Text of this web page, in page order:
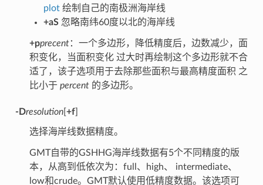
plot绘制自己的南极洲海岸线
+aS忽略南纬60度以北的海岸线
+pprecent：一个多边形，降低精度后，边数减少，面
积变化，当面积变化 过大时再绘制这个多边形就不合
适了，该子选项用于去除那些面积与最高精度面积 之
比小于 percent的多边形。
-Dresolution[ +f]
选择海岸线数据精度。
GMT自带的GSHHG海岸线数据有5个不同精度的版
本，从高到低依次为：full、high、 intermediate、
low和crude。GMT默认使用低精度数据。该选项可